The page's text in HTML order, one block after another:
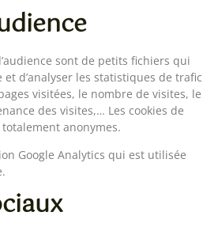
sont de petits fichiers qui
d’analyser les statistiques de trafic
visitées, le nombre de visites, le
des visites,… Les cookies de
anonymes.
Google Analytics qui est utilisée